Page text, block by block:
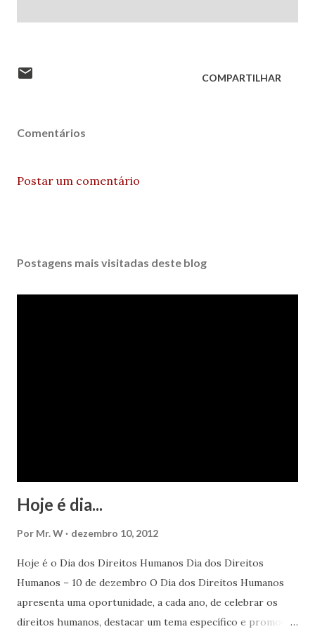
COMPARTILHAR
Comentários
Postar um comentário
Postagens mais visitadas deste blog
Hoje é dia...
Por Mr. W dezembro 10, 2012
Hoje é o Dia dos Direitos Humanos Dia dos Direitos
Humanos – 10 de dezembro O Dia dos Direitos Humanos
apresenta uma oportunidade, a cada ano, de celebrar os
direitos humanos, destacar um tema específico e promover